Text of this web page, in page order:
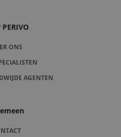
ONS
AGENTEN